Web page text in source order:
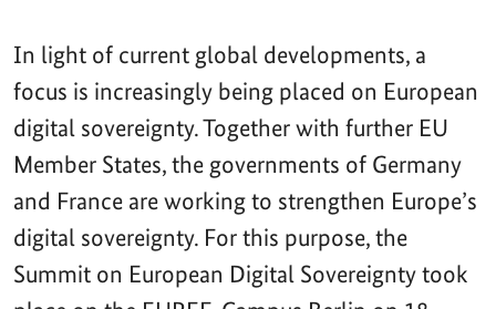
In light of current global developments, a
focus is increasingly being placed on European
digital sovereignty. Together with further EU
Member States, the governments of Germany
and France are working to strengthen Europe’s
digital sovereignty. For this purpose, the
Summit on European Digital Sovereignty took